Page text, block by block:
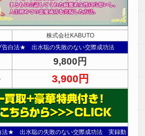
株式会社KABUTO
告白法★ 出水聡の失敗のない交際成功法
9,800円
3,900円
法★ 出水聡の失敗のない交際成功法 実録動